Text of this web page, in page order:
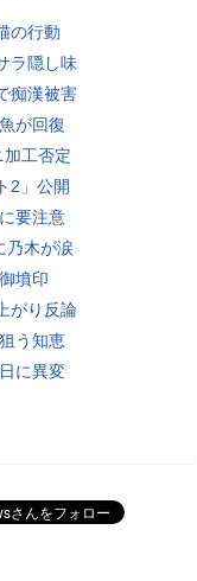
の行動
ラ隠し味
痴漢被害
が回復
加工否定
2」公開
要注意
乃木が涙
墳印
がり反論
う知恵
に異変